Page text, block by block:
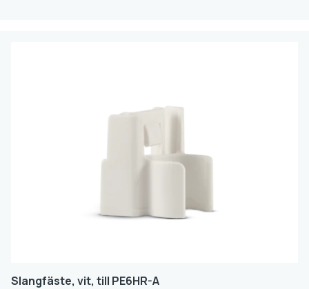
Slangfäste, vit, till PE6HR-A